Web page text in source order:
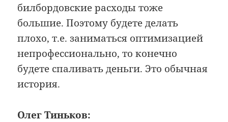
билбордовские расходы тоже
большие. Поэтому будете делать
плохо, т.е. заниматься оптимизацией
непрофессионально, то конечно
будете спаливать деньги. Это обычная
история.
Олег Тиньков: